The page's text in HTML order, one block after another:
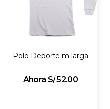
Polo Deporte m larga
S/ 52.00